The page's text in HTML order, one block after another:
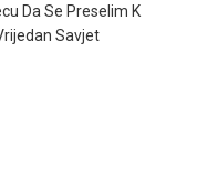
Da Se Preselim K
Savjet